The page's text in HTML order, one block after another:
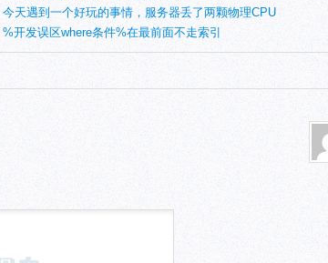
今天遇到一个好玩的事情，服务器丢了两颗物理CPU
%开发误区where条件%在最前面不走索引